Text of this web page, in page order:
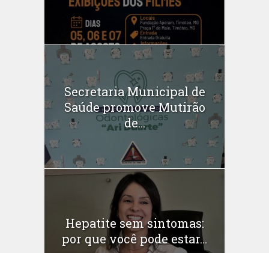
Secretaria Municipal de
Saúde promove Mutirão
de...
Hepatite sem sintomas:
por que você pode estar...